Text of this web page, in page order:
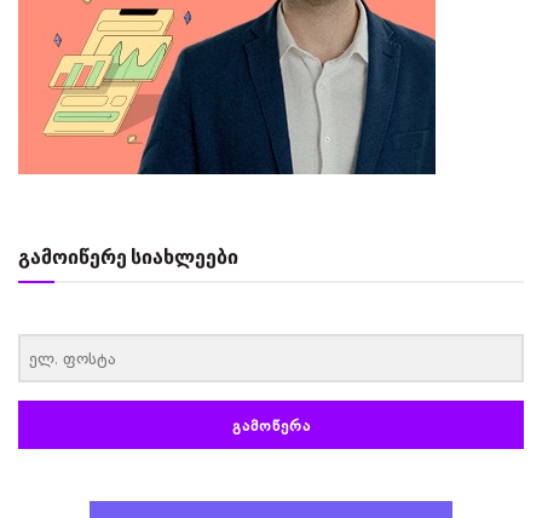
გამოიწერე სიახლეები
ᲒᲐᲛᲝᲬᲔᲠᲐ